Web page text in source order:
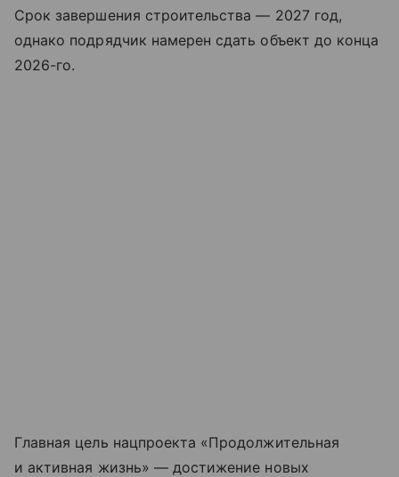
Срок завершения строительства — 2027 год,
однако подрядчик намерен сдать объект до конца
2026-го.
Главная цель нацпроекта «Продолжительная
и активная жизнь» — достижение новых